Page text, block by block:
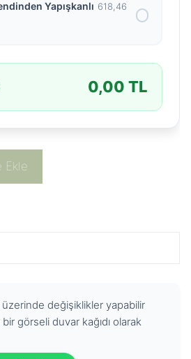
Yapışkanlı 618,46
0,00 TL
Ekle
değişiklikler yapabilir
görseli duvar kağıdı olarak